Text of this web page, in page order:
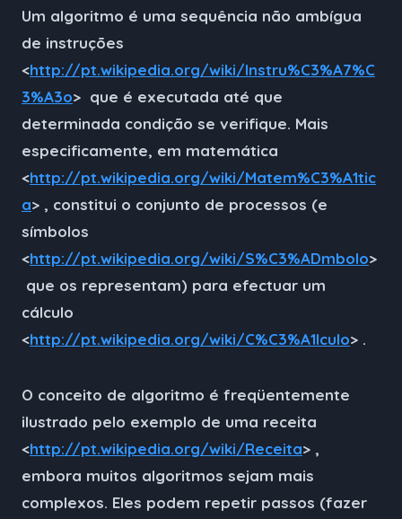
Um algoritmo é uma sequência não ambígua
de instruções
<http://pt.wikipedia.org/wiki/Instru%C3%A7%C
3%A3o> que é executada até que
determinada condição se verifique. Mais
especificamente, em matemática
<http://pt.wikipedia.org/wiki/Matem%C3%A1tic
a> , constitui o conjunto de processos (e
símbolos
<http://pt.wikipedia.org/wiki/S%C3%ADmbolo>
que os representam) para efectuar um
cálculo
<http://pt.wikipedia.org/wiki/C%C3%A1lculo> .
O conceito de algoritmo é freqüentemente
ilustrado pelo exemplo de uma receita
<http://pt.wikipedia.org/wiki/Receita> ,
embora muitos algoritmos sejam mais
complexos. Eles podem repetir passos (fazer